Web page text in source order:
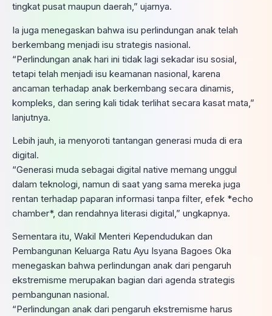
tingkat pusat maupun daerah,” ujarnya.
Ia juga menegaskan bahwa isu perlindungan anak telah
berkembang menjadi isu strategis nasional.
“Perlindungan anak hari ini tidak lagi sekadar isu sosial,
tetapi telah menjadi isu keamanan nasional, karena
ancaman terhadap anak berkembang secara dinamis,
kompleks, dan sering kali tidak terlihat secara kasat mata,”
lanjutnya.
Lebih jauh, ia menyoroti tantangan generasi muda di era
digital.
“Generasi muda sebagai digital native memang unggul
dalam teknologi, namun di saat yang sama mereka juga
rentan terhadap paparan informasi tanpa filter, efek *echo
chamber*, dan rendahnya literasi digital,” ungkapnya.
Sementara itu, Wakil Menteri Kependudukan dan
Pembangunan Keluarga Ratu Ayu Isyana Bagoes Oka
menegaskan bahwa perlindungan anak dari pengaruh
ekstremisme merupakan bagian dari agenda strategis
pembangunan nasional.
“Perlindungan anak dari pengaruh ekstremisme harus